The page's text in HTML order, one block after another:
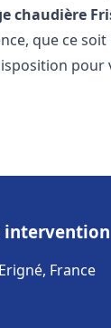
chaudière
que ce
intervention
France